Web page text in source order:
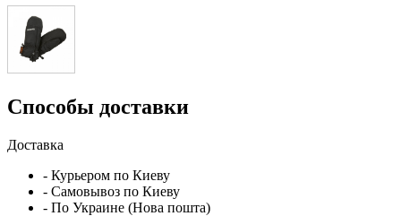
Способы доставки
Доставка
- Курьером по Киеву
- Самовывоз по Киеву
- По Украине (Нова пошта)